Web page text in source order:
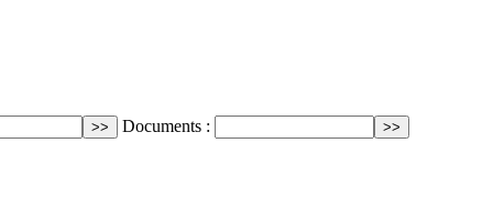
Documents :